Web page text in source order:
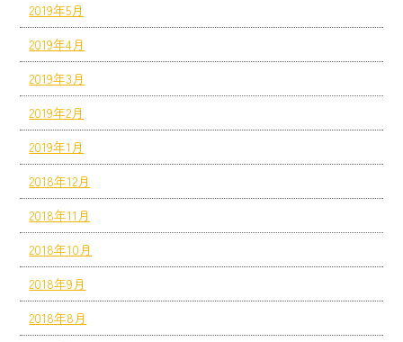
2019年5月
2019年4月
2019年3月
2019年2月
2019年1月
2018年12月
2018年11月
2018年10月
2018年9月
2018年8月